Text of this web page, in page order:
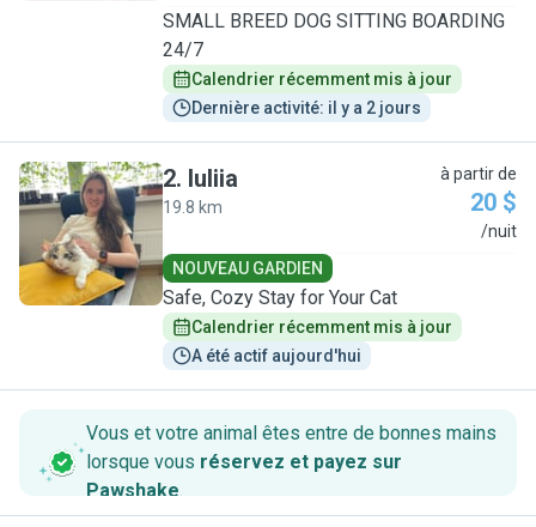
SMALL BREED DOG SITTING BOARDING
24/7
Calendrier récemment mis à jour
Dernière activité: il y a 2 jours
I
2. Iuliia
19.8 km
à partir de
20 $
/nuit
NOUVEAU GARDIEN
Safe, Cozy Stay for Your Cat
Calendrier récemment mis à jour
A été actif aujourd'hui
Vous et votre animal êtes entre de bonnes mains
lorsque vous réservez et payez sur
Pawshake.